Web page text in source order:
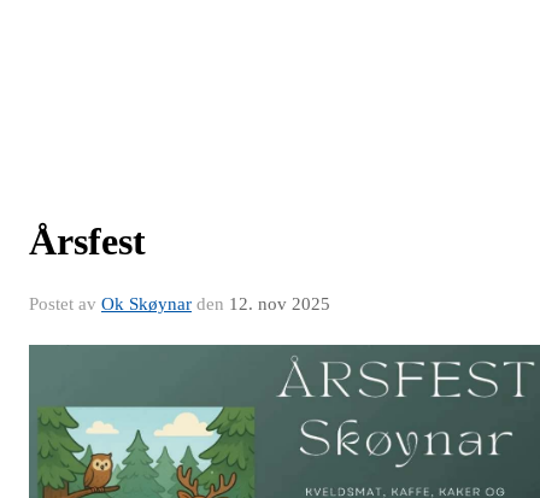
Årsfest
Postet av Ok Skøynar den 12. nov 2025